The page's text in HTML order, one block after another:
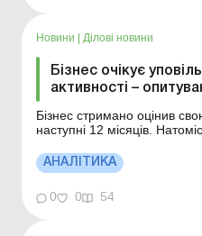
Новини Ділові новини
Бізнес очікує
активності –
Бізнес стримано оцінив
наступні 12 місяців.
інвестицій. Індекс ділових очікувань підприємств (ІДО)
становив 99,5 % порівняно
АНАЛІТИКА
0 0 54